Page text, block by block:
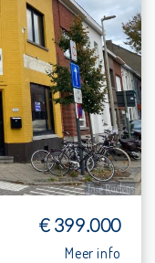
m²
m²
€ 399.000
Meer info